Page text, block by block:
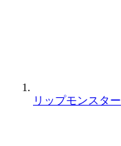
リップモンスター